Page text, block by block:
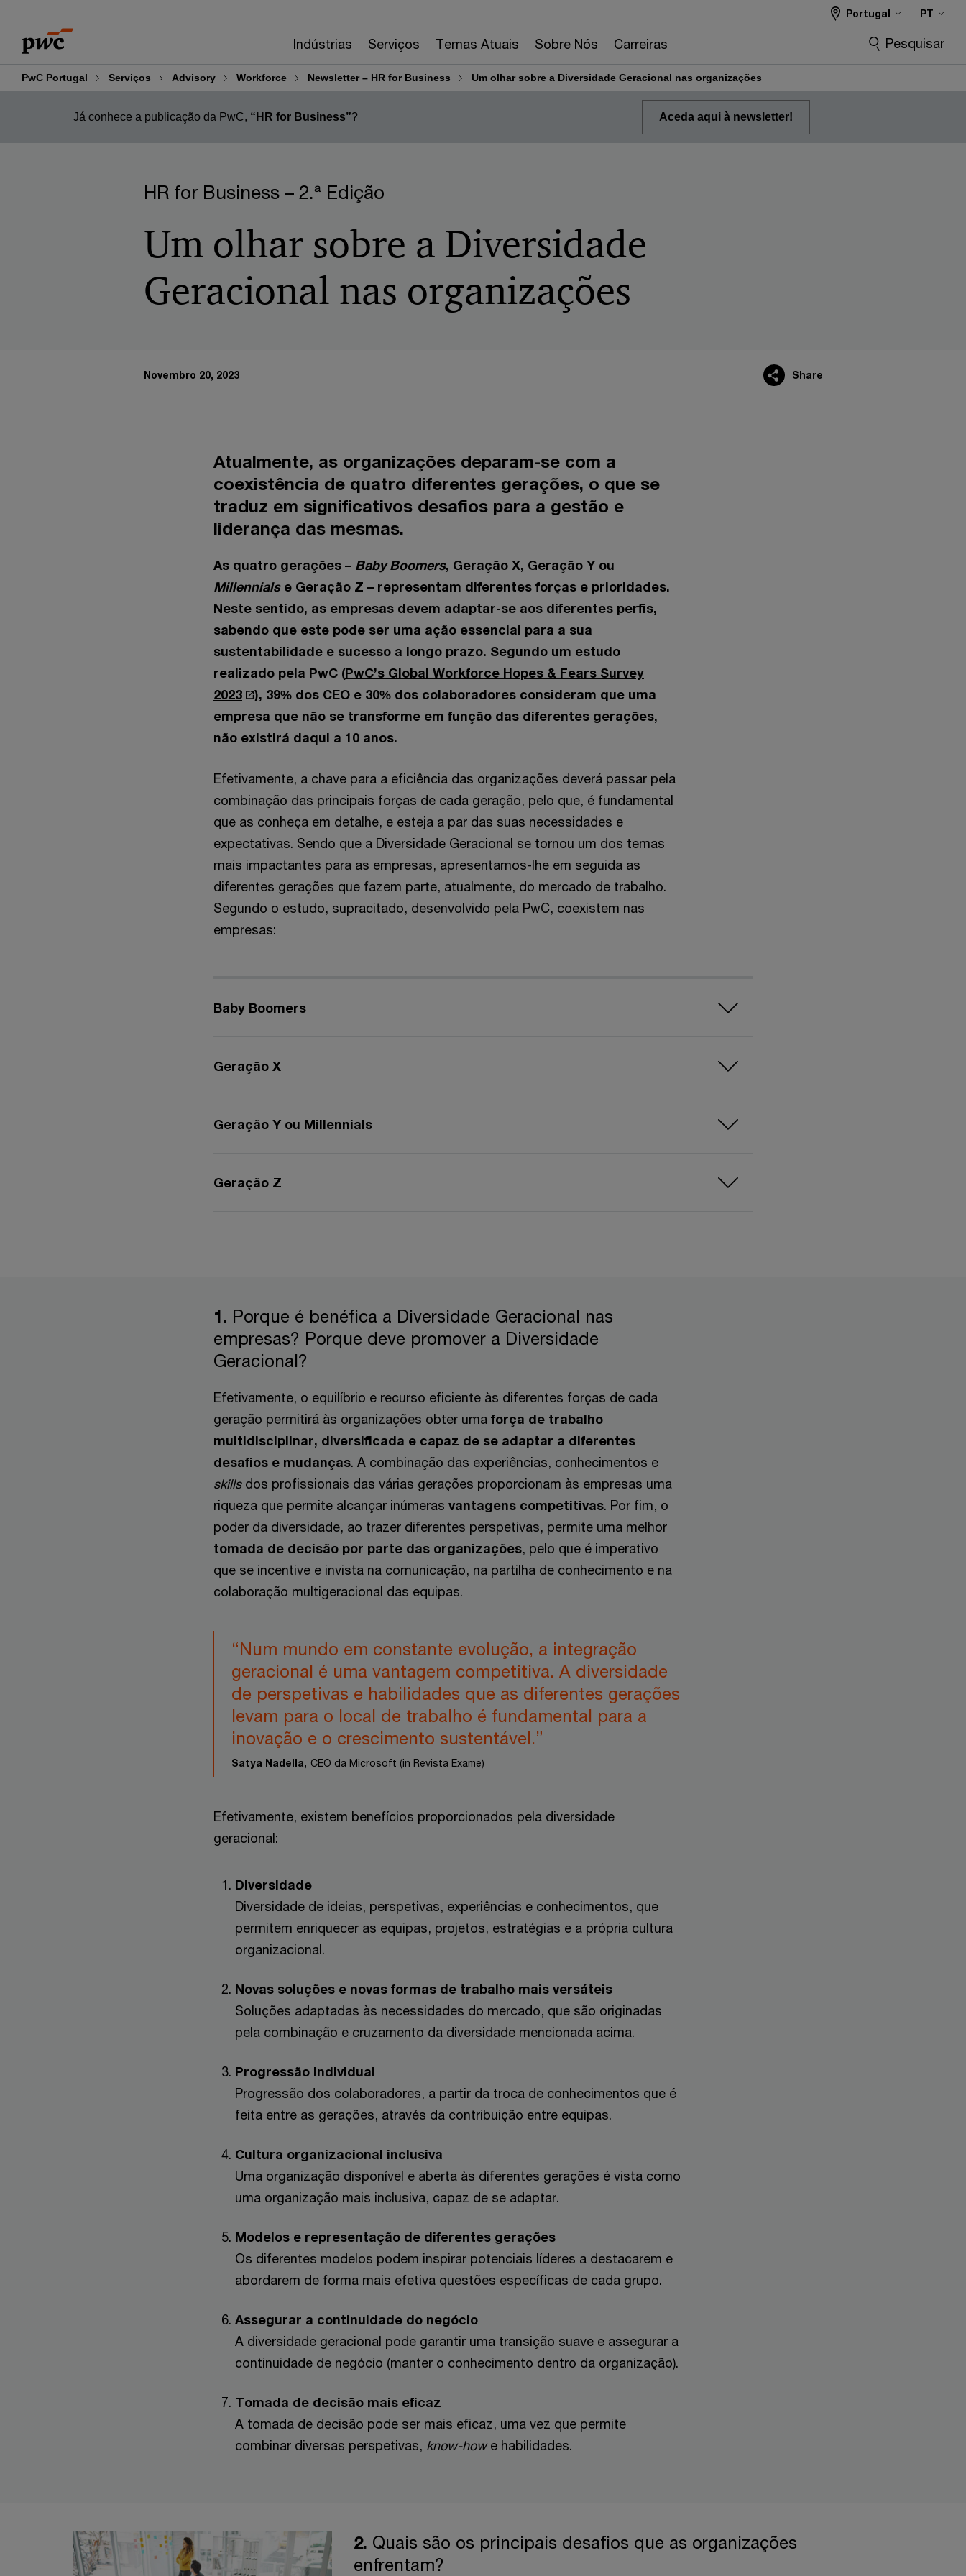
content
footer
Indústrias Serviços Temas Atuais Sobre Nós Carreiras
Portugal PT
Pesquisar
PwC Portugal Serviços Advisory Workforce Newsletter – HR for Business Um olhar sobre a Diversidade Geracional nas organizações
Já conhece a publicação da PwC, “HR for Business”? Aceda aqui à newsletter!
HR for Business – 2.ª Edição
Um olhar sobre a Diversidade
Geracional nas organizações
Novembro 20, 2023 Share
Atualmente, as organizações deparam-se com a
coexistência de quatro diferentes gerações, o que se
traduz em significativos desafios para a gestão e
liderança das mesmas.
As quatro gerações – Baby Boomers, Geração X, Geração Y ou
Millennialse Geração Z – representam diferentes forças e prioridades.
Neste sentido, as empresas devem adaptar-se aos diferentes perfis,
sabendo que este pode ser uma ação essencial para a sua
sustentabilidade e sucesso a longo prazo. Segundo um estudo
realizado pela PwC (PwC’s Global Workforce Hopes & Fears Survey
2023
), 39% dos CEO e 30% dos colaboradores consideram que uma
empresa que não se transforme em função das diferentes gerações,
não existirá daqui a 10 anos.
Efetivamente, a chave para a eficiência das organizações deverá passar pela
combinação das principais forças de cada geração, pelo que, é fundamental
que as conheça em detalhe, e esteja a par das suas necessidades e
expectativas. Sendo que a Diversidade Geracional se tornou um dos temas
mais impactantes para as empresas, apresentamos-lhe em seguida as
diferentes gerações que fazem parte, atualmente, do mercado de trabalho.
Segundo o estudo, supracitado, desenvolvido pela PwC, coexistem nas
empresas:
Baby Boomers
Geração X
Geração Y ou Millennials
Geração Z
1. Porque é benéfica a Diversidade Geracional nas
empresas? Porque deve promover a Diversidade
Geracional?
Efetivamente, o equilíbrio e recurso eficiente às diferentes forças de cada
geração permitirá às organizações obter uma força de trabalho
multidisciplinar, diversificada e capaz de se adaptar a diferentes
desafios e mudanças. A combinação das experiências, conhecimentos e
skillsdos profissionais das várias gerações proporcionam às empresas uma
riqueza que permite alcançar inúmeras vantagens competitivas. Por fim, o
poder da diversidade, ao trazer diferentes perspetivas, permite uma melhor
tomada de decisão por parte das organizações, pelo que é imperativo
que se incentive e invista na comunicação, na partilha de conhecimento e na
colaboração multigeracional das equipas.
“Num mundo em constante evolução, a integração
geracional é uma vantagem competitiva. A diversidade
de perspetivas e habilidades que as diferentes gerações
levam para o local de trabalho é fundamental para a
inovação e o crescimento sustentável.”
Satya Nadella, CEO da Microsoft (in Revista Exame)
Efetivamente, existem benefícios proporcionados pela diversidade
geracional:
Diversidade
Diversidade de ideias, perspetivas, experiências e conhecimentos, que
permitem enriquecer as equipas, projetos, estratégias e a própria cultura
organizacional.
Novas soluções e novas formas de trabalho mais versáteis
Soluções adaptadas às necessidades do mercado, que são originadas
pela combinação e cruzamento da diversidade mencionada acima.
Progressão individual
Progressão dos colaboradores, a partir da troca de conhecimentos que é
feita entre as gerações, através da contribuição entre equipas.
Cultura organizacional inclusiva
Uma organização disponível e aberta às diferentes gerações é vista como
uma organização mais inclusiva, capaz de se adaptar.
Modelos e representação de diferentes gerações
Os diferentes modelos podem inspirar potenciais líderes a destacarem e
abordarem de forma mais efetiva questões específicas de cada grupo.
Assegurar a continuidade do negócio
A diversidade geracional pode garantir uma transição suave e assegurar a
continuidade de negócio (manter o conhecimento dentro da organização).
Tomada de decisão mais eficaz
A tomada de decisão pode ser mais eficaz, uma vez que permite
combinar diversas perspetivas, know-howe habilidades.
2. Quais são os principais desafios que as organizações
enfrentam?